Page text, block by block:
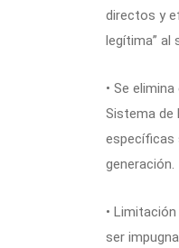
directos y
legítima”
• Se
Sistema de
específicas
generación.
•
ser